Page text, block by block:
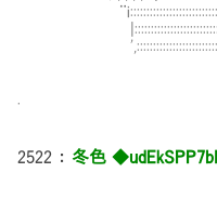
2522 ： 冬色